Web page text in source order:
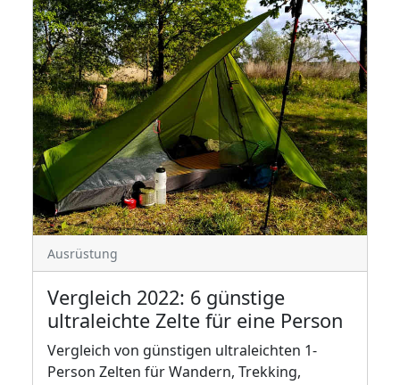
Ausrüstung
Vergleich 2022: 6 günstige
ultraleichte Zelte für eine Person
Vergleich von günstigen ultraleichten 1-
Person Zelten für Wandern, Trekking,